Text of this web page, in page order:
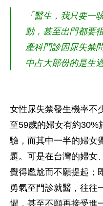
「醫生，我只要一
動，甚至出門都要
產科門診因尿失禁
中占大部份的是生
女性尿失禁發生機率不
至59歲的婦女有約30%
驗，而其中一半的婦女
題。可是在台灣的婦女
覺得尷尬而不願提起；
勇氣至門診就醫，往往
懼，甚至不願再接受進